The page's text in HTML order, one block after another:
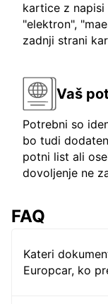
kartice z napisi
"elektron",
zadnji strani
Vaš
Potrebni so
bo tudi
potni list ali
dovoljenje ne
FAQ
Kateri
Europcar, ko